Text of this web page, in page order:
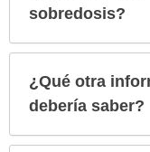
sobredosis?
¿Qué otra
debería saber?